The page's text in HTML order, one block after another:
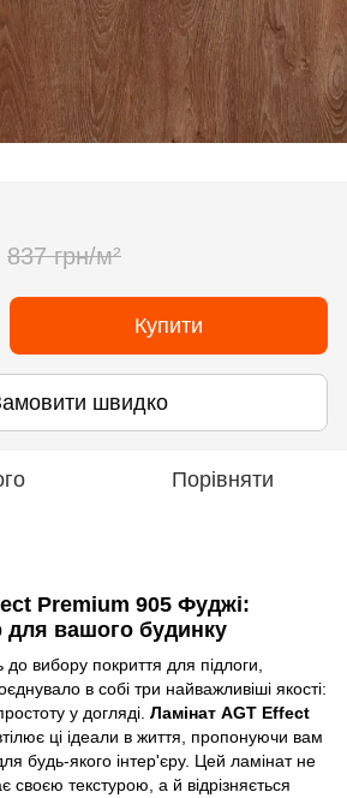
837 грн/м²
Купити
швидко
Порівняти
Premium 905 Фуджі:
для вашого будинку
вибору покриття для підлоги,
в собі три найважливіші якості:
у догляді. Ламінат AGT Effect
ці ідеали в життя, пропонуючи вам
будь-якого інтер'єру. Цей ламінат не
своєю текстурою, а й відрізняється